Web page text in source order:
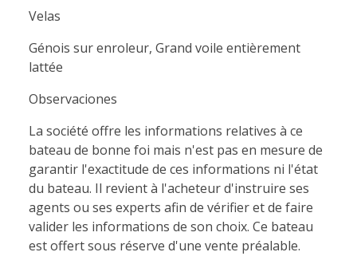
Velas
Génois sur enroleur, Grand voile entièrement
lattée
Observaciones
La société offre les informations relatives à ce
bateau de bonne foi mais n'est pas en mesure de
garantir l'exactitude de ces informations ni l'état
du bateau. Il revient à l'acheteur d'instruire ses
agents ou ses experts afin de vérifier et de faire
valider les informations de son choix. Ce bateau
est offert sous réserve d'une vente préalable.